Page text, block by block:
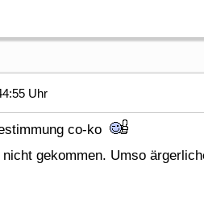
Uhr
co-ko
gekommen. Umso